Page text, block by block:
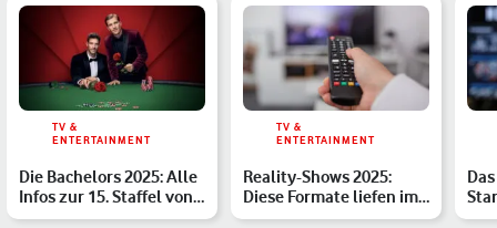
TV &
ENTERTAINMENT
Die Bachelors 2025: Alle
Infos zur 15. Staffel von
„Der Bachelor“…
TV &
ENTERTAINMENT
Reality-Shows 2025:
Diese Formate liefen im
vergangenen Jahr – de…